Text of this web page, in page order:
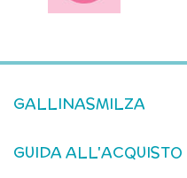
GALLINASMILZA
GUIDA ALL'ACQUISTO